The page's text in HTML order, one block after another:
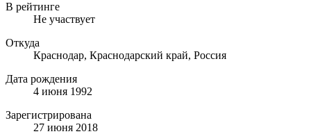
В рейтинге
Не участвует
Откуда
Краснодар, Краснодарский край, Россия
Дата рождения
4 июня 1992
Зарегистрирована
27 июня 2018